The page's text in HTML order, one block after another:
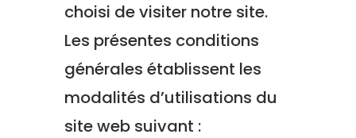
choisi de visiter notre site.
Les présentes conditions
générales établissent les
modalités d’utilisations du
site web suivant :